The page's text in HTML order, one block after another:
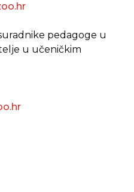
pedagoge u
u učeničkim